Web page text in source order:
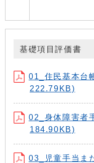
基礎項目評価書
01_住民基本台
222.79KB)
02_身体障害者
184.90KB)
03_児童手当ま